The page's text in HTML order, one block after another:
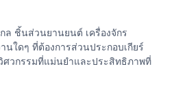
ง
อนิกส์
ล ชิ้นส่วนยานยนต์ เครื่องจักร
นใดๆ ที่ต้องการส่วนประกอบเกียร์
ศวกรรมที่แม่นยำและประสิทธิภาพที่